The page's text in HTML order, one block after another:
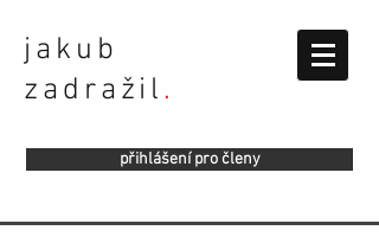
jakub
zadražil .
přihlášení pro členy